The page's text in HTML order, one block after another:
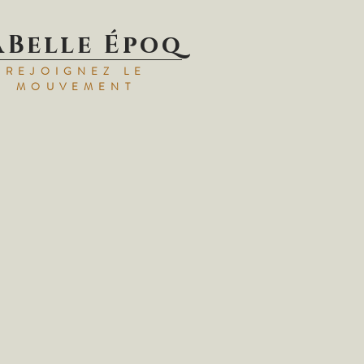
Époq
REJOIGNEZ LE
MOUVEMENT